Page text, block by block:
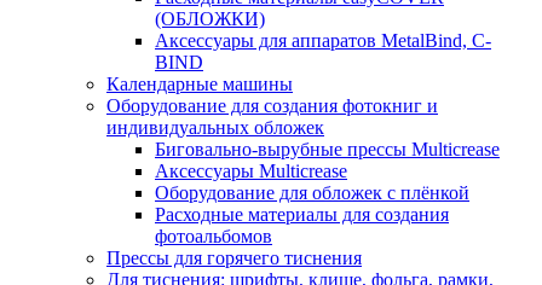
(ОБЛОЖКИ)
Аксессуары для аппаратов MetalBind, C-
BIND
Календарные машины
Оборудование для создания фотокниг и
индивидуальных обложек
Биговально-вырубные прессы Multicrease
Аксессуары Multicrease
Оборудование для обложек с плёнкой
Расходные материалы для создания
фотоальбомов
Прессы для горячего тиснения
Для тиснения: шрифты, клише, фольга, рамки,